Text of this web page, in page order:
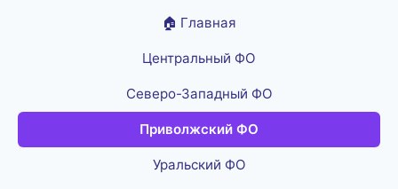
🏠 Главная
Центральный ФО
Северо-Западный ФО
Приволжский ФО
Уральский ФО